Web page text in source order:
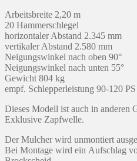
Arbeitsbreite 2,20 m
20 Hammerschlegel
horizontaler Abstand 2.345 mm
vertikaler Abstand 2.580 mm
Neigungswinkel nach oben 90°
Neigungswinkel nach unten 55°
Gewicht 804 kg
empf. Schlepperleistung 90-120 PS
Dieses Modell ist auch in anderen
Exklusive Zapfwelle.
Der Mulcher wird unmontiert
Bei Montage wird ein Aufschlag